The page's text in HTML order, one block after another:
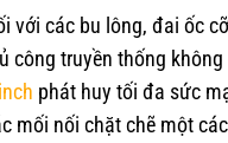
với các bu lông, đai ốc
công truyền thống
phát huy tối đa sức
mối nối chặt chẽ một